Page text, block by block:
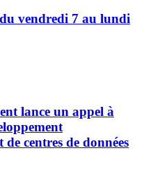
vendredi 7 au lundi
lance un appel à
centres de données